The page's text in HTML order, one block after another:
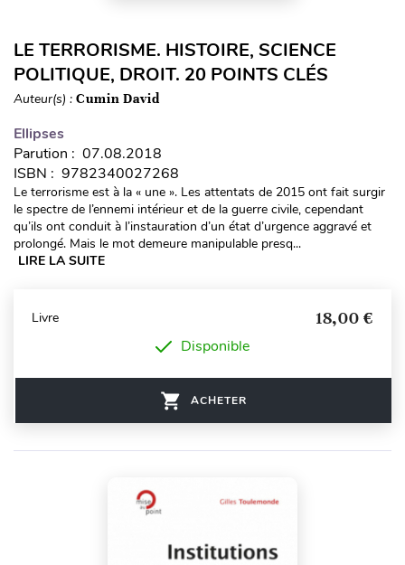
LE TERRORISME. HISTOIRE, SCIENCE
POLITIQUE, DROIT. 20 POINTS CLÉS
Auteur(s) : Cumin David
Ellipses
Parution : 07.08.2018
ISBN : 9782340027268
Le terrorisme est à la « une ». Les attentats de 2015 ont fait surgir
le spectre de l’ennemi intérieur et de la guerre civile, cependant
qu’ils ont conduit à l’instauration d’un état d’urgence aggravé et
prolongé. Mais le mot demeure manipulable presq...
LIRE LA SUITE
Livre 18,00 €
Disponible
ACHETER